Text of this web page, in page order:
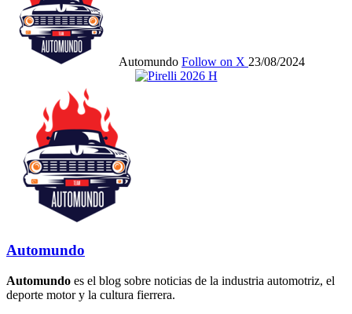
Automundo Follow on X 23/08/2024
Automundo
Automundo es el blog sobre noticias de la industria automotriz, el
deporte motor y la cultura fierrera.